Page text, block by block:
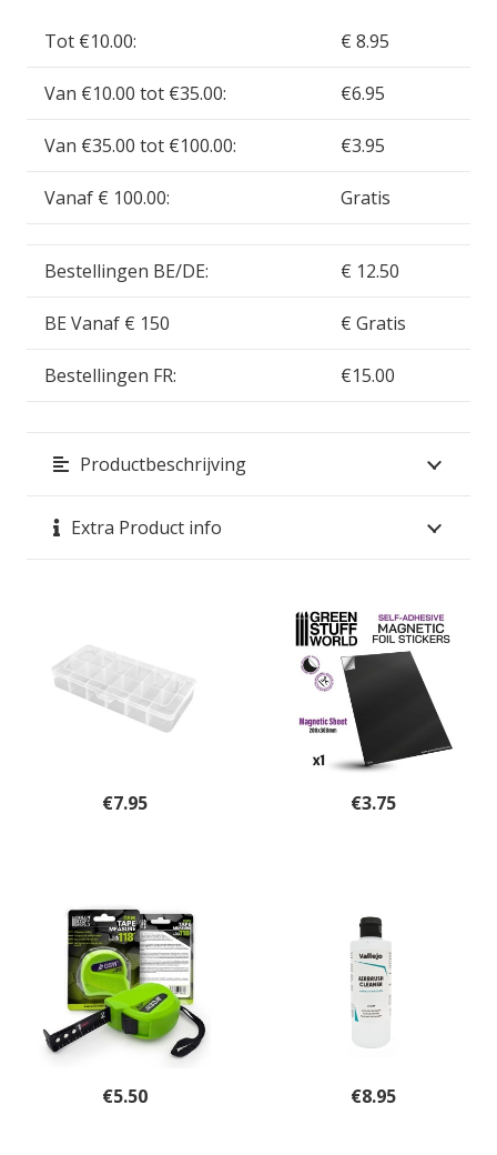
VAL71.014
Tot €10.00: € 8.95
Van €10.00 tot €35.00: €6.95
Van €35.00 tot €100.00: €3.95
Vanaf € 100.00: Gratis
Bestellingen BE/DE: € 12.50
BE Vanaf € 150 € Gratis
Bestellingen FR: €15.00
Productbeschrijving
Extra Product info
€7.95 €3.75
€5.50 €8.95